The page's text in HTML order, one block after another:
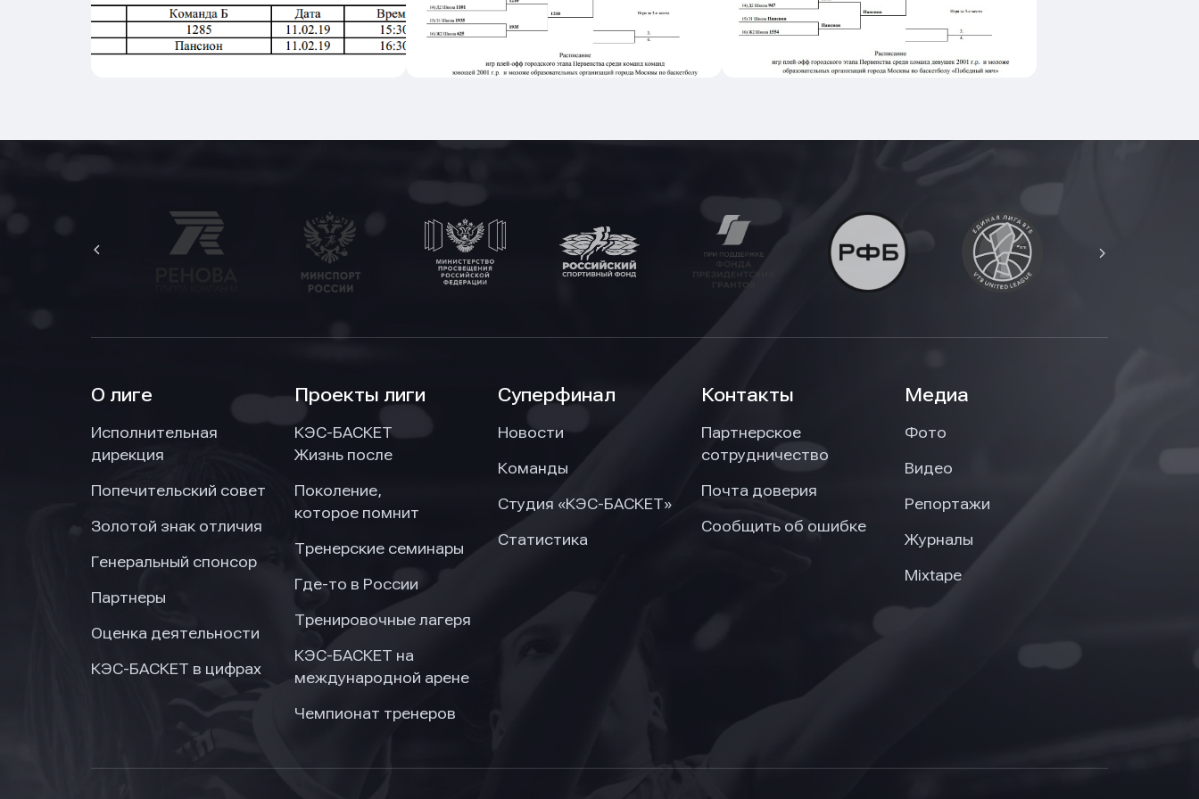
О лиге
Исполнительная
дирекция
Попечительский совет
Золотой знак отличия
Генеральный спонсор
Партнеры
Оценка деятельности
КЭС-БАСКЕТ в цифрах
Проекты лиги
КЭС-БАСКЕТ
Жизнь после
Поколение,
которое помнит
Тренерские семинары
Где-то в России
Тренировочные лагеря
КЭС-БАСКЕТ на
международной арене
Чемпионат тренеров
Суперфинал
Новости
Команды
Студия «КЭС-БАСКЕТ»
Статистика
Контакты
Партнерское
сотрудничество
Почта доверия
Сообщить об ошибке
Медиа
Фото
Видео
Репортажи
Журналы
Mixtape